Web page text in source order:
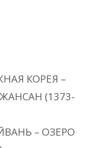
КОРЕЯ –
(1373-
– ОЗЕРО